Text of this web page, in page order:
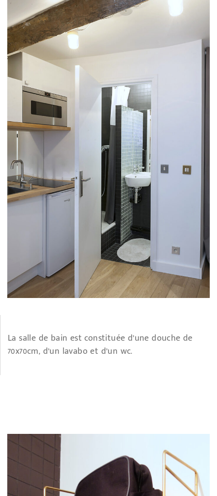
La salle de bain est constituée d’une douche de
70x70cm, d’un lavabo et d’un wc.